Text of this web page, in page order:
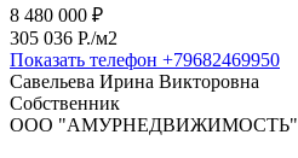
8 480 000 ₽
305 036 P./м2
Показать телефон +79682469950
Савельева Ирина Викторовна
Собственник
ООО "АМУРНЕДВИЖИМОСТЬ"